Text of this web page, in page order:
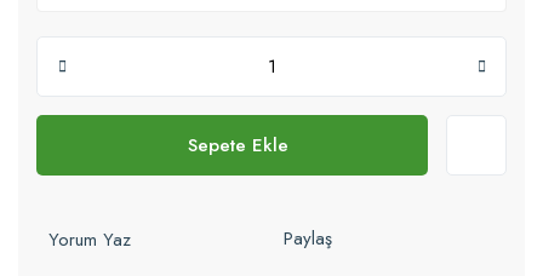
Sepete Ekle
Yorum Yaz
Paylaş